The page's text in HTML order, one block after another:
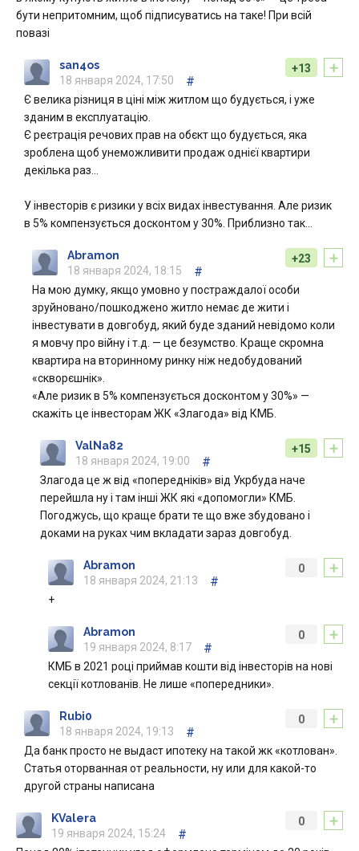
бути непритомним, щоб підписуватись на таке! При всій
повазі
+
+13
san4os
18 января 2024, 17:50
#
Є велика різниця в ціні між житлом що будується, і уже
зданим в експлуатацію.
Є реєтрація речових прав на обєкт що будується, яка
зроблена щоб унеможливити продаж однієї квартири
декілька раз…
У інвесторів є ризики у всіх видах інвестування. Але ризик
в 5% компензується досконтом у 30%. Приблизно так…
+
+23
Abramon
18 января 2024, 18:15
#
На мою думку, якщо умовно у постраждалої особи
зруйновано/пошкоджено житло немає де жити і
інвестувати в довгобуд, який буде зданий невідомо коли
я мовчу про війну і т.д. — це безумство. Краще скромна
квартира на вторинному ринку ніж недобудований
«скворєшнік».
«Але ризик в 5% компензується досконтом у 30%» —
скажіть це інвесторам ЖК «Злагода» від КМБ.
+
+15
ValNa82
18 января 2024, 19:00
#
Злагода це ж від «попередніків» від Укрбуда наче
перейшла ну і там інші ЖК які «допомогли» КМБ.
Погоджусь, що краще брати те що вже збудовано і
доками на руках чим вкладати зараз довгобуд.
+
0
Abramon
18 января 2024, 21:13
#
+
+
0
Abramon
19 января 2024, 8:17
#
КМБ в 2021 році приймав кошти від інвесторів на нові
секції котлованів. Не лише «попередники».
+
0
Rubi0
18 января 2024, 19:13
#
Да банк просто не выдаст ипотеку на такой жк «котлован».
Статья оторванная от реальности, ну или для какой-то
другой страны написана
+
0
KValera
19 января 2024, 15:24
#